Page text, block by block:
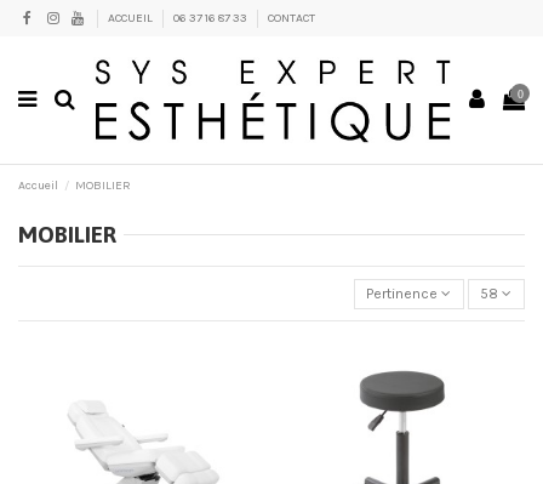
ACCUEIL 06 37 16 87 33 CONTACT
0
Accueil MOBILIER
MOBILIER
Pertinence 58